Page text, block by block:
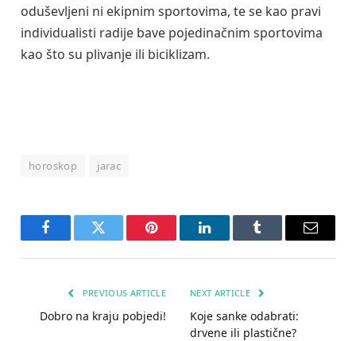
oduševljeni ni ekipnim sportovima, te se kao pravi
individualisti radije bave pojedinačnim sportovima
kao što su plivanje ili biciklizam.
horoskop jarac
FacebookTwitter Pinterest LinkedInTumblr Email
PREVIOUS ARTICLE
Dobro na kraju pobjedi!
NEXT ARTICLE
Koje sanke odabrati:
drvene ili plastične?